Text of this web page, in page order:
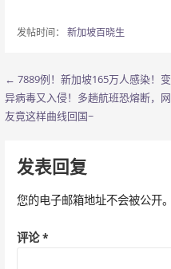
发帖时间： 新加坡百晓生
文
章
航
← 7889例！新加坡165万人感染！变
异病毒又入侵！多趟航班恐熔断，网
友竟这样曲线回国~
发表回复
您的电子邮箱地址不会被公开。
评论*